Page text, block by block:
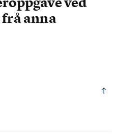
frå anna